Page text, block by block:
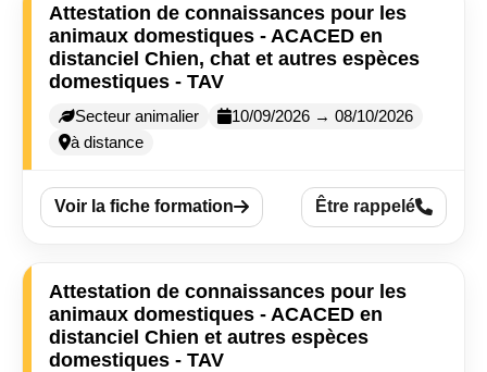
Attestation de connaissances pour les
animaux domestiques - ACACED en
distanciel Chien, chat et autres espèces
domestiques - TAV
Secteur animalier
10/09/2026 → 08/10/2026
à distance
Voir la fiche formation Être rappelé
Attestation de connaissances pour les
animaux domestiques - ACACED en
distanciel Chien et autres espèces
domestiques - TAV